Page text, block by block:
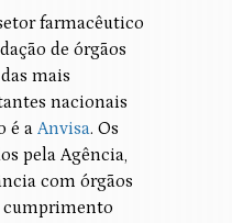
farmacêutico
de órgãos
mais
nacionais
é a Anvisa. Os
pela Agência,
com órgãos
cumprimento